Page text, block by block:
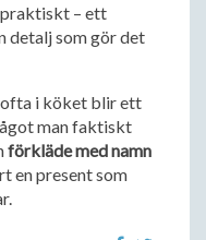
– ett
detalj som gör det
ofta i köket blir ett
man faktiskt
förkläde med namn
en present som